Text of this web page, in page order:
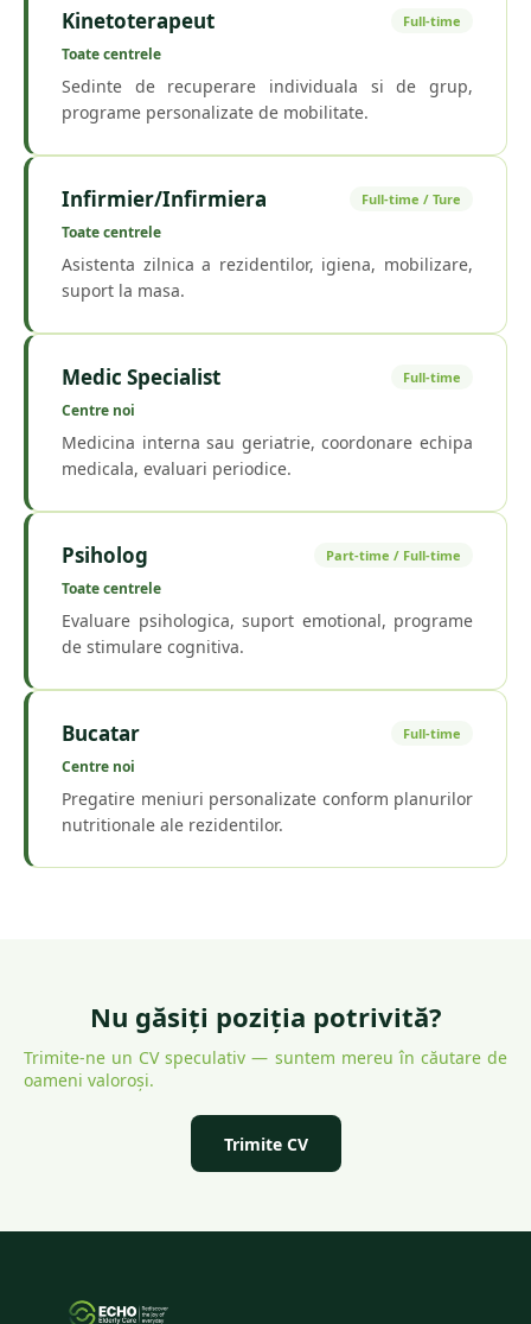
Kinetoterapeut Full-time
Toate centrele
Sedinte de recuperare individuala si de grup,
programe personalizate de mobilitate.
Infirmier/Infirmiera Full-time / Ture
Toate centrele
Asistenta zilnica a rezidentilor, igiena, mobilizare,
suport la masa.
Medic Specialist Full-time
Centre noi
Medicina interna sau geriatrie, coordonare echipa
medicala, evaluari periodice.
Psiholog Part-time / Full-time
Toate centrele
Evaluare psihologica, suport emotional, programe
de stimulare cognitiva.
Bucatar Full-time
Centre noi
Pregatire meniuri personalizate conform planurilor
nutritionale ale rezidentilor.
Nu găsiți poziția potrivită?
Trimite-ne un CV speculativ — suntem mereu în căutare de
oameni valoroși.
Trimite CV